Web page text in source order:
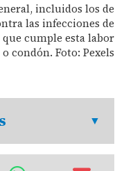
incluidos los de
las infecciones de
cumple esta labor
condón. Foto: Pexels